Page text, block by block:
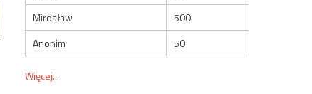
Mirosław
500
Anonim
50
Więcej...